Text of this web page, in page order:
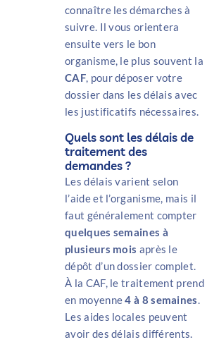
connaître les démarches à
suivre. Il vous orientera
ensuite vers le bon
organisme, le plus souvent la
CAF, pour déposer votre
dossier dans les délais avec
les justificatifs nécessaires.
Quels sont les délais de
traitement des
demandes ?
Les délais varient selon
l’aide et l’organisme, mais il
faut généralement compter
quelques semaines à
plusieurs mois après le
dépôt d’un dossier complet.
À la CAF, le traitement prend
en moyenne4 à 8 semaines.
Les aides locales peuvent
avoir des délais différents.